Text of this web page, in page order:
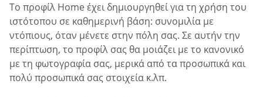
Το προφίλ Home έχει δημιουργηθεί για τη χρήση του
ιστότοπου σε καθημερινή βάση: συνομιλία με
ντόπιους, όταν μένετε στην πόλη σας. Σε αυτήν την
περίπτωση, το προφίλ σας θα μοιάζει με το κανονικό
με τη φωτογραφία σας, μερικά από τα προσωπικά και
πολύ προσωπικά σας στοιχεία κ.λπ.